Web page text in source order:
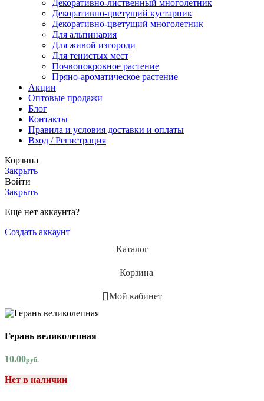
Декоративно-лиственный многолетник
Декоративно-цветущий кустарник
Декоративно-цветущий многолетник
Для альпинария
Для живой изгороди
Для тенистых мест
Почвопокровное растение
Пряно-ароматическое растение
Акции
Оптовые продажи
Блог
Контакты
Правила и условия доставки и оплаты
Вход / Регистрация
Корзина
Закрыть
Войти
Закрыть
Еще нет аккаунта?
Создать аккаунт
Каталог
Корзина
Мой кабинет
Герань великолепная
10.00руб.
Нет в наличии